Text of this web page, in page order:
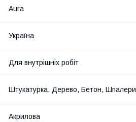
Aura
Україна
Для внутрішніх робіт
Штукатурка, Дерево, Бетон, Шпалери
Акрилова